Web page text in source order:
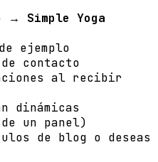
→ Simple Yoga
ejemplo
contacto
al recibir
dinámicas
un panel)
de blog o deseas